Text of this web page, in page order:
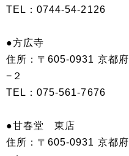
TEL：0744-54-2126
●方広寺
住所：〒605-0931 京都
−２
TEL：075-561-7676
●甘春堂 東店
住所：〒605-0931 京都